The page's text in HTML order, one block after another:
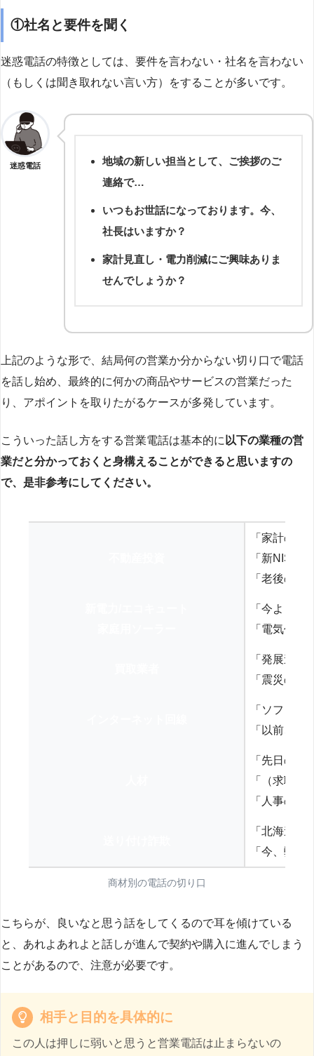
①社名と要件を聞く
迷惑電話の特徴としては、要件を言わない・社名を言わない
（もしくは聞き取れない言い方）をすることが多いです。
迷惑電話
地域の新しい担当として、ご挨拶のご
連絡で…
いつもお世話になっております。今、
社長はいますか？
家計見直し・電力削減にご興味ありま
せんでしょうか？
上記のような形で、結局何の営業か分からない切り口で電話
を話し始め、最終的に何かの商品やサービスの営業だった
り、アポイントを取りたがるケースが多発しています。
こういった話し方をする営業電話は基本的に 以下の業種の営
業だと分かっておくと身構えることができると思いますの
で、是非参考にしてください。
「家計の見
「新NISA
「老後の
「今より
「電気代を
「発展途
「震災の
「ソフト
「以前、
「先日の
「（求職
「人事の方
「北海道
「今、弊
商材別の電話の切り口
こちらが、良いなと思う話をしてくるので耳を傾けている
と、あれよあれよと話しが進んで契約や購入に進んでしまう
ことがあるので、注意が必要です。
相手と目的を具体的に
この人は押しに弱いと思うと営業電話は止まらないの